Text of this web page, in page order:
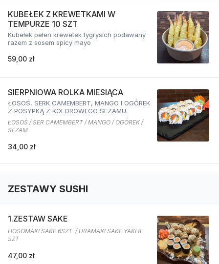
KUBEŁEK Z KREWETKAMI W
TEMPURZE 10 SZT
Kubełek pełen krewetek tygrysich podawany
razem z sosem spicy mayo
59,00 zł
SIERPNIOWA ROLKA MIESIĄCA
ŁOSOŚ, SERK CAMEMBERT, MANGO I OGÓREK
Z POSYPKĄ Z KOLOROWEGO SEZAMU.
ŁOSOŚ / SER CAMEMBERT / MANGO / OGÓREK /
SEZAM
34,00 zł
ZESTAWY SUSHI
1.ZESTAW SAKE
HOSOMAKI SAKE 6SZT. / URAMAKI SAKE YAKI 8
SZT
47,00 zł